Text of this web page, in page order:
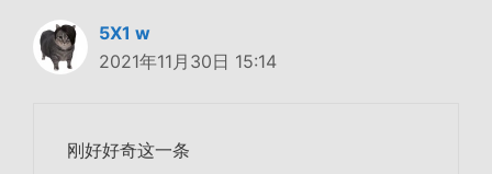
5X1 w
2021年11月30日 15:14
刚好好奇这一条